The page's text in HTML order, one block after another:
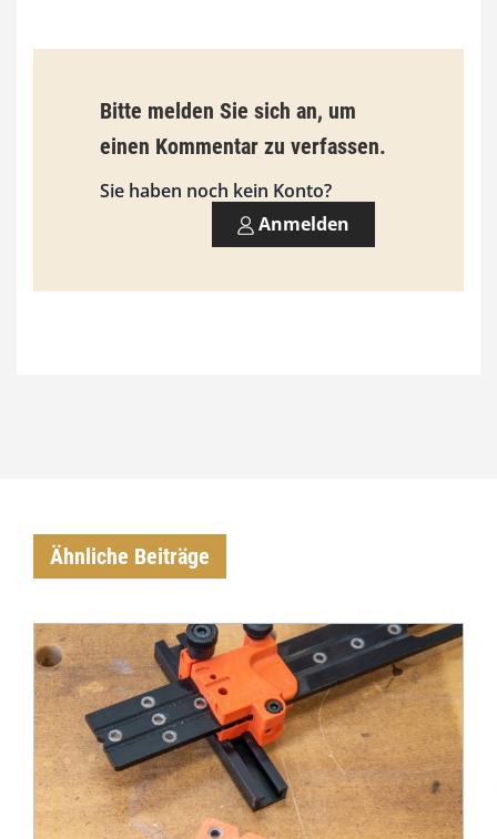
Bitte melden Sie sich an, um
einen Kommentar zu verfassen.
Sie haben noch kein Konto?
Anmelden
Ähnliche Beiträge